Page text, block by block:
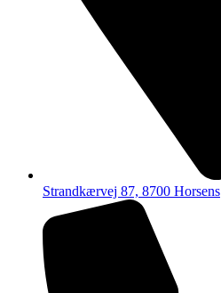
Strandkærvej 87, 8700 Horsens